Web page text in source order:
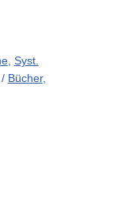
, Syst.
Bücher,